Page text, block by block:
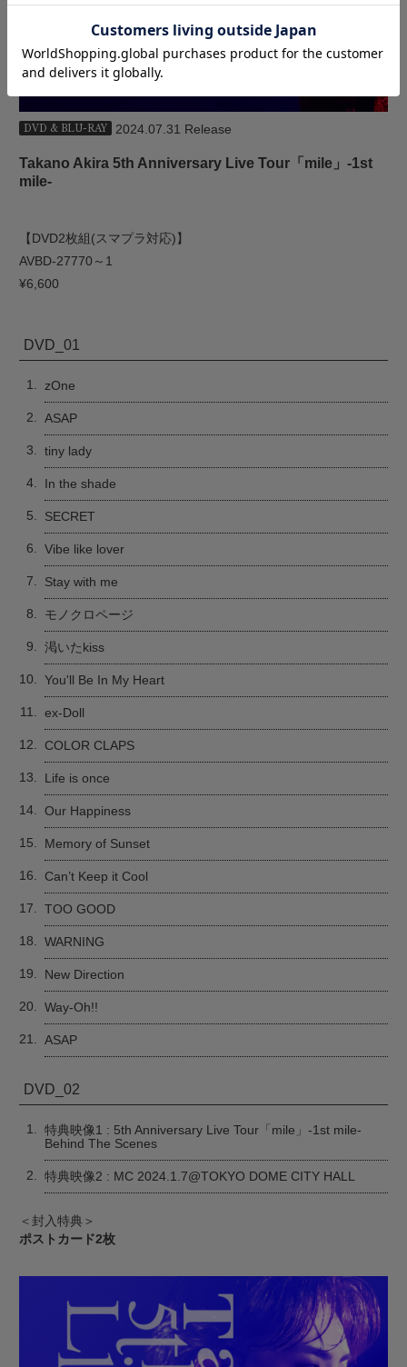
DVD & BLU-RAY 2024.07.31 Release
Takano Akira 5th Anniversary Live Tour「mile」-1st
mile-
【DVD2枚組(スマプラ対応)】
AVBD-27770～1
¥6,600
DVD_01
1. zOne
2. ASAP
3. tiny lady
4. In the shade
5. SECRET
6. Vibe like lover
7. Stay with me
8. モノクロページ
9. 渇いたkiss
10. You'll Be In My Heart
11. ex-Doll
12. COLOR CLAPS
13. Life is once
14. Our Happiness
15. Memory of Sunset
16. Can’t Keep it Cool
17. TOO GOOD
18. WARNING
19. New Direction
20. Way-Oh!!
21. ASAP
DVD_02
1.
特典映像1 : 5th Anniversary Live Tour「mile」-1st mile-
Behind The Scenes
2. 特典映像2 : MC 2024.1.7@TOKYO DOME CITY HALL
＜封入特典＞
ポストカード2枚